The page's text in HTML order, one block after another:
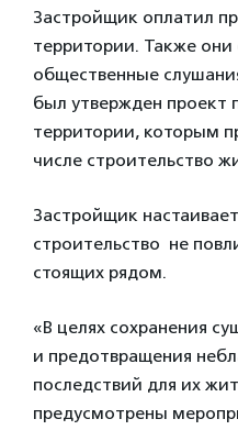
Застройщик оплатил
территории. Также они
общественные
был утвержден проект
территории, которым
числе строительство
Застройщик
строительство не
стоящих рядом.
«В целях сохранения
и предотвращения
последствий для их
предусмотрены